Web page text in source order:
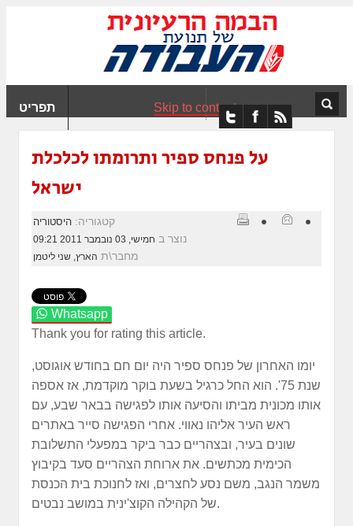
תפריט Skip to content
על פנחס ספיר ותרומתו לכלכלת
ישראל
קטגוריה: היסטוריה
נוצר ב חמישי, 03 נובמבר 2011 09:21
מחבר\ת הארץ, שני ליטמן
Whatsapp
Thank you for rating this article.
יומו האחרון של פנחס ספיר היה יום חם בחודש אוגוסט,
שנת 75'. הוא החל כרגיל בשעת בוקר מוקדמת, אז אספה
אותו מכונית מביתו והסיעה אותו לפגישה בבאר שבע, עם
ראש העיר אליהו נאווי. אחרי הפגישה סייר באתרים
שונים בעיר, ובצהריים כבר ביקר במפעלי התשלובת
הכימית מכתשים. את ארוחת הצהריים סעד בקיבוץ
משמר הנגב, משם נסע לחצרים, ואז לחנוכת בית הכנסת
של הקהילה הקוצ'ינית במושב נבטים.